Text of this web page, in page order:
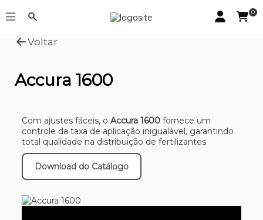
0
Voltar
Accura 1600
Com ajustes fáceis, o Accura 1600fornece um
controle da taxa de aplicação inigualável, garantindo
total qualidade na distribuição de fertilizantes.
Download do Catálogo